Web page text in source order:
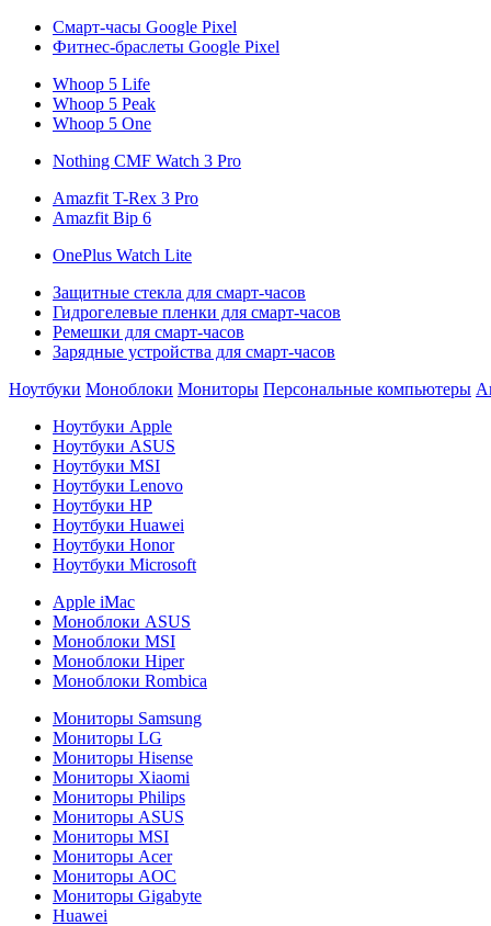
Смарт-часы Google Pixel
Фитнес-браслеты Google Pixel
Whoop 5 Life
Whoop 5 Peak
Whoop 5 One
Nothing CMF Watch 3 Pro
Amazfit T-Rex 3 Pro
Amazfit Bip 6
OnePlus Watch Lite
Защитные стекла для смарт-часов
Гидрогелевые пленки для смарт-часов
Ремешки для смарт-часов
Зарядные устройства для смарт-часов
Ноутбуки Моноблоки Мониторы Персональные компьютеры
Ноутбуки Apple
Ноутбуки ASUS
Ноутбуки MSI
Ноутбуки Lenovo
Ноутбуки HP
Ноутбуки Huawei
Ноутбуки Honor
Ноутбуки Microsoft
Apple iMac
Моноблоки ASUS
Моноблоки MSI
Моноблоки Hiper
Моноблоки Rombica
Мониторы Samsung
Мониторы LG
Мониторы Hisense
Мониторы Xiaomi
Мониторы Philips
Мониторы ASUS
Мониторы MSI
Мониторы Acer
Мониторы AOC
Мониторы Gigabyte
Huawei